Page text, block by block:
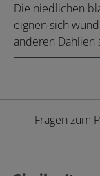
Die niedlichen
eignen sich
anderen Dahlien
Fragen zum